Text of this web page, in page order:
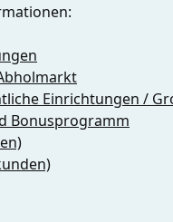
Einrichtungen /
Bonusprogramm